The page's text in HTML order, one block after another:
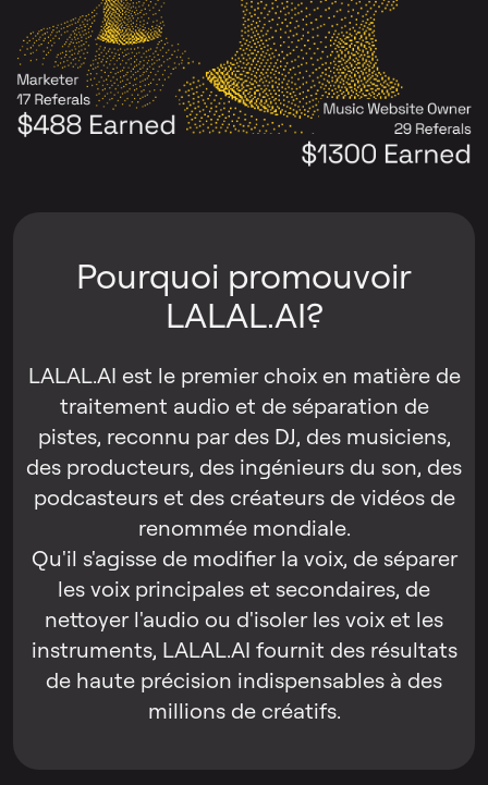
Pourquoi promouvoir
LALAL.AI?
LALAL.AI est le premier choix en matière de
traitement audio et de séparation de
pistes, reconnu par des DJ, des musiciens,
des producteurs, des ingénieurs du son, des
podcasteurs et des créateurs de vidéos de
renommée mondiale.
Qu'il s'agisse de modifier la voix, de séparer
les voix principales et secondaires, de
nettoyer l'audio ou d'isoler les voix et les
instruments, LALAL.AI fournit des résultats
de haute précision indispensables à des
millions de créatifs.